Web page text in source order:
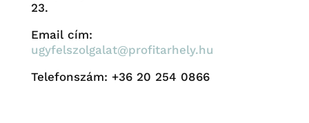
23.
Email cím:
ugyfelszolgalat@profitarhely.hu
Telefonszám: +36 20 254 0866